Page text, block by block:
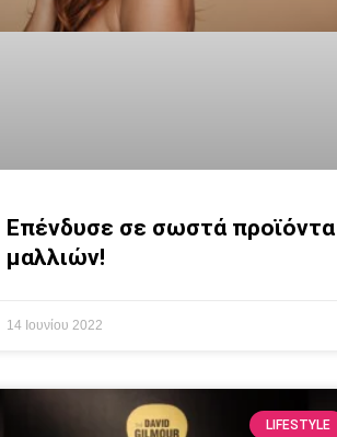
Επένδυσε σε σωστά προϊόντα
μαλλιών!
14 Ιουνίου 2022
LIFESTYLE